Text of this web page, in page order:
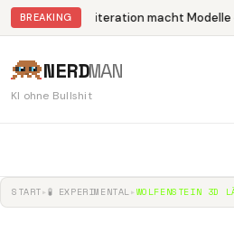
BREAKING Abliteration macht
NERDMAN
KI ohne Bullshit
START▸ 🧪 EXPERIMENTAL▸ WOLFENSTEIN